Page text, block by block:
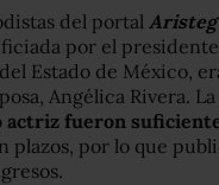
del portal
por el
Estado de México,
Angélica Rivera. La
actriz fueron
plazos, por lo que